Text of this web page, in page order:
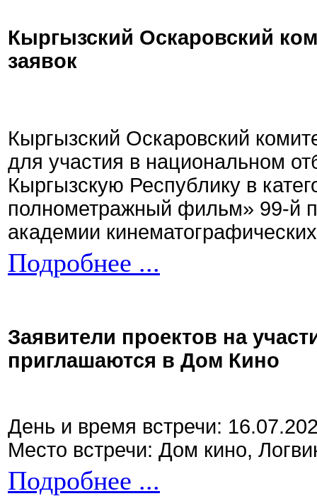
Кыргызский Оскаровский
заявок
Кыргызский Оскаровский
для участия в национальном
Кыргызскую Республику в
полнометражный фильм» 99-й
академии
Подробнее ...
Заявители проектов на
приглашаются в Дом Кино
День и время встречи:
Место встречи: Дом кино,
Подробнее ...